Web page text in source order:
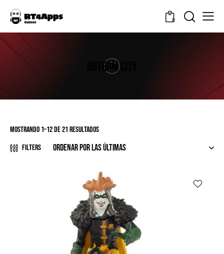
0
GOTHAM CITY
Mostrando 1–12 de 21 resultados
Filters